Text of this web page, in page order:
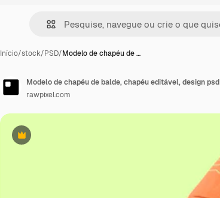
Início/stock/PSD/Modelo de chapéu de …
Premium
Modelo de chapéu de balde, chapéu editável, design psd
rawpixel.com